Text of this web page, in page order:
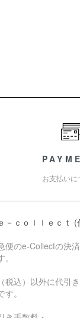
お支払いに
－ｃｏｌｌｅｃｔ
便のe-Collectの決
税込）以外に代引
。